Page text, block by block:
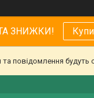
ЗНИЖКИ!
повідомлення